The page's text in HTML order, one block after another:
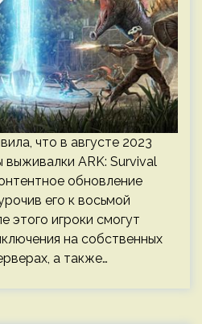
что в августе 2023
выживалки ARK: Survival
обновление
его к восьмой
этого игроки смогут
на собственных
а также…